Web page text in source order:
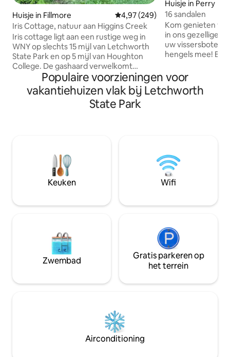
Huisje in Fillmore Gemiddelde beoordeling van
4,97 (249)
Iris Cottage, natuur aan Higgins Creek
Iris cottage ligt aan een rustige weg in
WNY op slechts 15 mijl van Letchworth
State Park en op 5 mijl van Houghton
College. De gashaard verwelkomt
gasten op koude dagen en een groot
terras met uitzicht op het bos en Higgins
Creek. De keuken is goed gevuld en
voor een open woonkamer, keuken en
tweede elektrische open haard en
toegang tot het dek.
Huisje in Perry
16 sandalen
Kom genieten
in ons gezellige
uw vissersboten,
hengels mee!
op het meer en
onze vuurput of
buurt vind je een
nabijgelegen
Populaire voorzieningen voor
vakantiehuizen vlak bij Letchworth
State Park
Keuken Wifi
Zwembad
Gratis parkeren op
het terrein
Airconditioning